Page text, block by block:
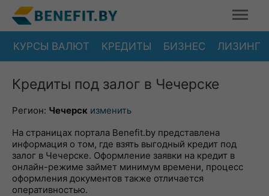
КУРСЫ ВАЛЮТ КРЕДИТЫ БИЗНЕС ЛИЗИНГ
Кредиты под залог в Чечерске
Регион: Чечерск изменить
На страницах портала Benefit.by представлена
информация о том, где взять выгодный кредит под
залог в Чечерске. Оформление заявки на кредит в
онлайн-режиме займет минимум времени, процесс
оформления документов также отличается
оперативностью.